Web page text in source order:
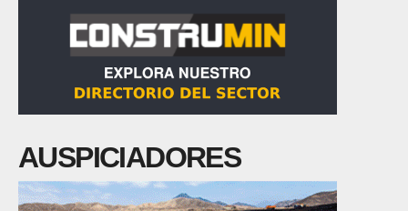
AUSPICIADORES